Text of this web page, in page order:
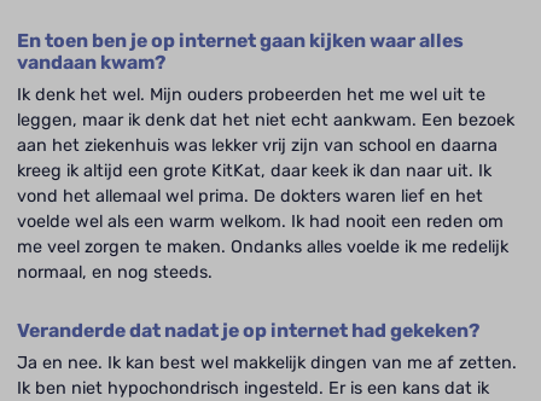
En toen ben je op internet gaan kijken waar alles
vandaan kwam?
Ik denk het wel. Mijn ouders probeerden het me wel uit te
leggen, maar ik denk dat het niet echt aankwam. Een bezoek
aan het ziekenhuis was lekker vrij zijn van school en daarna
kreeg ik altijd een grote KitKat, daar keek ik dan naar uit. Ik
vond het allemaal wel prima. De dokters waren lief en het
voelde wel als een warm welkom. Ik had nooit een reden om
me veel zorgen te maken. Ondanks alles voelde ik me redelijk
normaal, en nog steeds.
Veranderde dat nadat je op internet had gekeken?
Ja en nee. Ik kan best wel makkelijk dingen van me af zetten.
Ik ben niet hypochondrisch ingesteld. Er is een kans dat ik